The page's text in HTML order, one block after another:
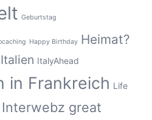
Geburtstag
Happy Birthday Heimat?
Italien ItalyAhead
in Frankreich Life
great